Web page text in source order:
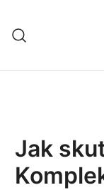
treści
Jak